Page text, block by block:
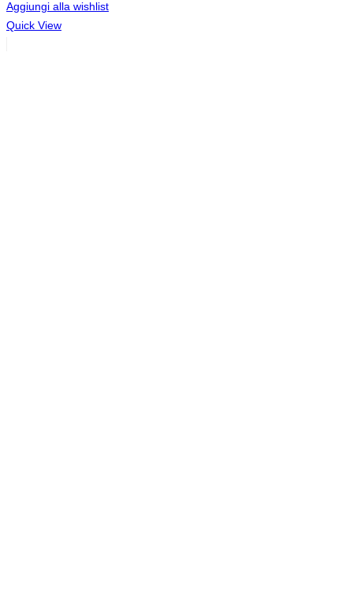
Aggiungi alla wishlist
Quick View